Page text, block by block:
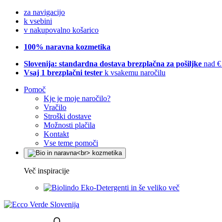
za navigacijo
k vsebini
v nakupovalno košarico
100% naravna kozmetika
Slovenija: standardna dostava brezplačna za pošiljke nad
Vsaj 1 brezplačni tester k vsakemu naročilu
Pomoč
Kje je moje naročilo?
Vračilo
Stroški dostave
Možnosti plačila
Kontakt
Vse teme pomoči
Več inspiracije
Eko-Detergenti in še veliko več